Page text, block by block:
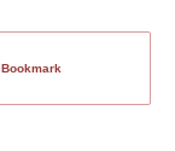
Bookmark